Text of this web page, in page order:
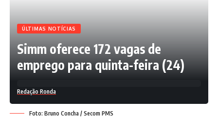
ÚLTIMAS NOTÍCIAS
Simm oferece 172 vagas de
emprego para quinta-feira (24)
Redação Ronda
Foto: Bruno Concha / Secom PMS